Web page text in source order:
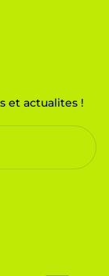
et actualites !